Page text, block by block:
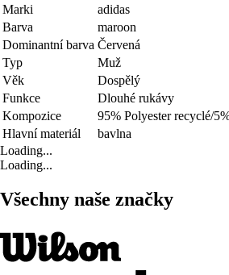
Marki
adidas
Barva
maroon
Dominantní barva Červená
Typ
Muž
Věk
Dospělý
Funkce
Dlouhé rukávy
Kompozice
95% Polyester recyclé/
Hlavní materiál
bavlna
Loading...
Loading...
Všechny naše značky